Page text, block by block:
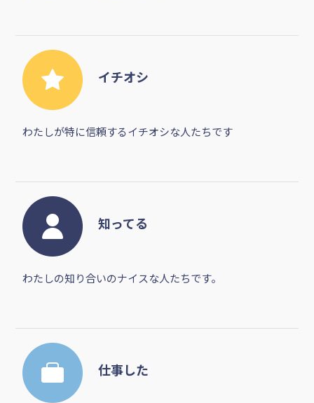
イチオシ
わたしが特に信頼するイチオシな人たちです
知ってる
わたしの知り合いのナイスな人たちです。
仕事した